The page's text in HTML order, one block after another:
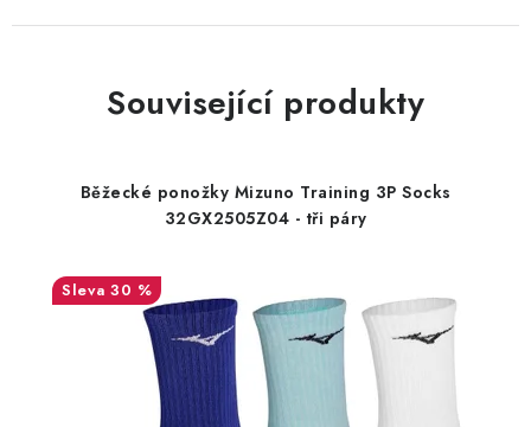
Související produkty
Běžecké ponožky Mizuno Training 3P Socks
32GX2505Z04 - tři páry
30 %